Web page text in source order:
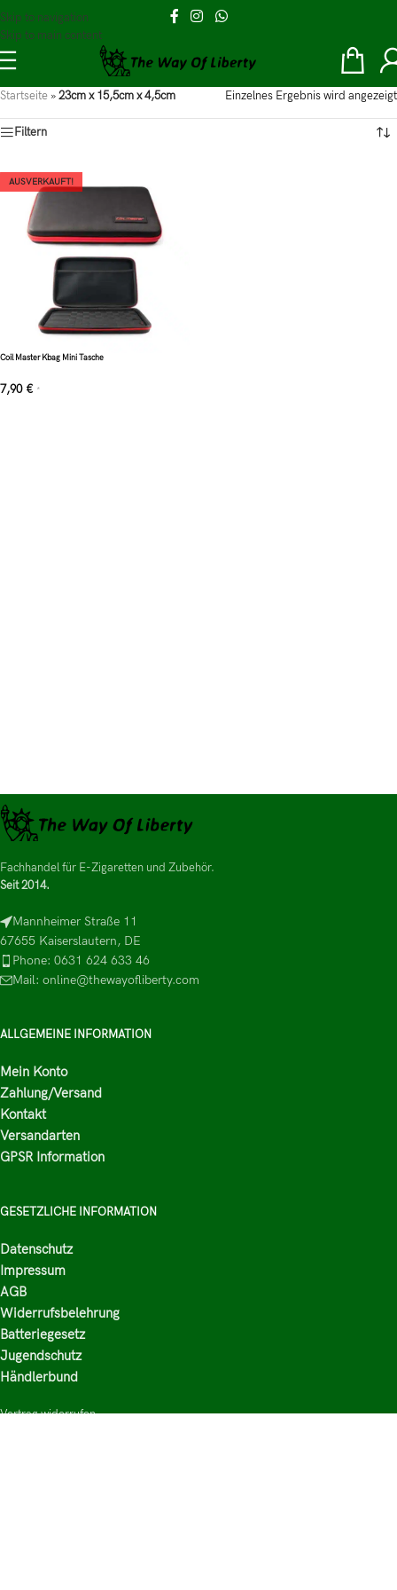
Skip to navigation
Skip to main content
Startseite »23cm x 15,5cm x 4,5cm Einzelnes Ergebnis wird angezeigt
Filtern
AUSVERKAUFT!
Coil Master Kbag Mini Tasche
7,90 € *
Fachhandel für E-Zigaretten und Zubehör.
Seit 2014.
Mannheimer Straße 11
67655 Kaiserslautern, DE
Phone: 0631 624 633 46
Mail: online@thewayofliberty.com
ALLGEMEINE INFORMATION
Mein Konto
Zahlung/Versand
Kontakt
Versandarten
GPSR Information
GESETZLICHE INFORMATION
Datenschutz
Impressum
AGB
Widerrufsbelehrung
Batteriegesetz
Jugendschutz
Händlerbund
Vertrag widerrufen